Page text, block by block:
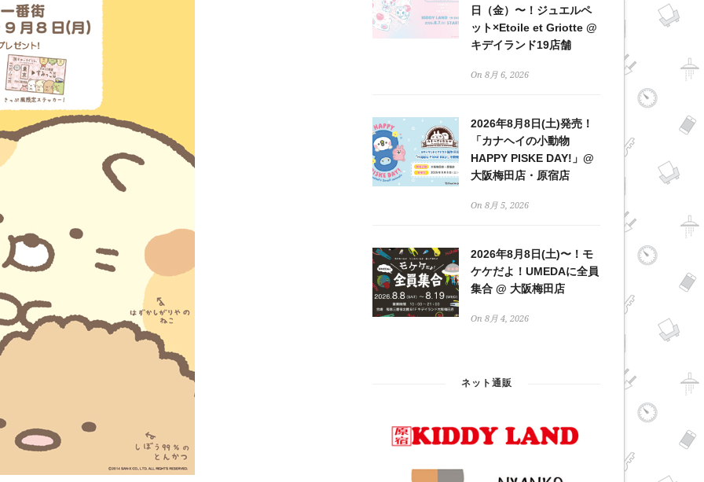
日（金）〜！ジュエルペ
ット×Etoile et Griotte @
キデイランド19店舗
On 8月 6, 2026
2026年8月8日(土)発売！
「カナヘイの小動物
HAPPY PISKE DAY!」@
大阪梅田店・原宿店
On 8月 5, 2026
2026年8月8日(土)〜！モ
ケケだよ！UMEDAに全員
集合 @ 大阪梅田店
On 8月 4, 2026
ネット通販